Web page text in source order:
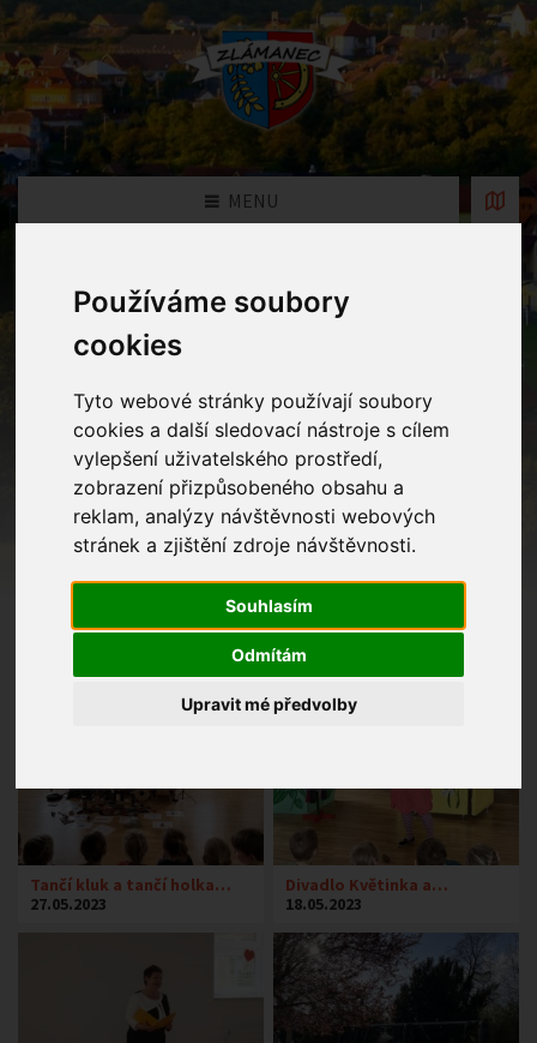
Používáme soubory
cookies
Tyto webové stránky používají soubory
cookies a další sledovací nástroje s cílem
vylepšení uživatelského prostředí,
zobrazení přizpůsobeného obsahu a
reklam, analýzy návštěvnosti webových
stránek a zjištění zdroje návštěvnosti.
Souhlasím
Odmítám
Upravit mé předvolby
MENU
Fotogalerie MŠ
Home Fotogalerie MŠ
Rok
Tančí kluk a tančí holka…
27.05.2023
Divadlo Květinka a…
18.05.2023